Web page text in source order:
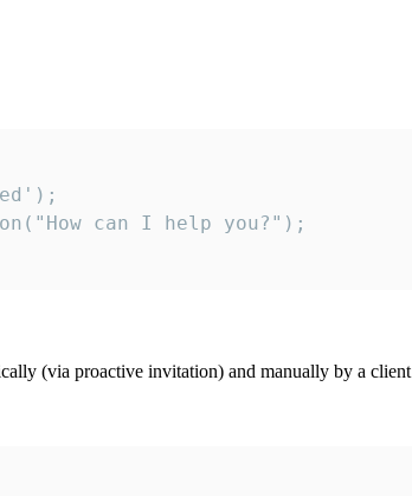
can I help you?");
(via proactive invitation) and manually by a client